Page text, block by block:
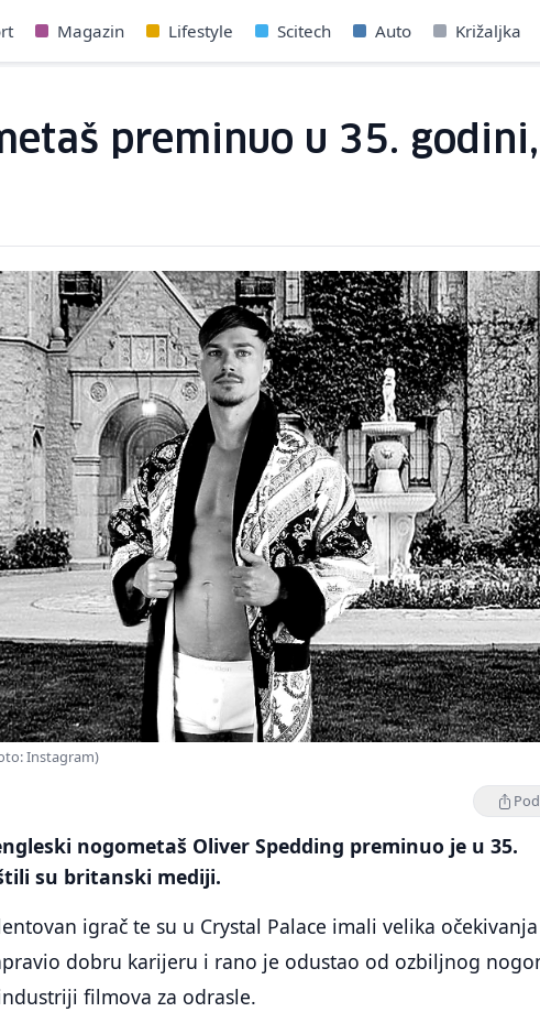
Magazin Lifestyle Scitech Auto Križaljka
preminuo u 35.
Instagram)
nogometaš Oliver Spedding preminuo je u 35.
su britanski mediji.
igrač te su u Crystal Palace imali velika
dobru karijeru i rano je odustao od ozbiljnog
filmova za odrasle.